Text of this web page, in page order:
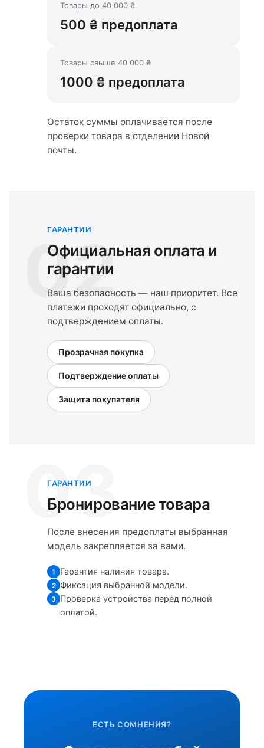
Товары до 40 000 ₴
500 ₴ предоплата
Товары свыше 40 000 ₴
1000 ₴ предоплата
Остаток суммы оплачивается после
проверки товара в отделении Новой
почты.
02
ГАРАНТИИ
Официальная оплата и
гарантии
Ваша безопасность — наш приоритет. Все
платежи проходят официально, с
подтверждением оплаты.
Прозрачная покупка
Подтверждение оплаты
Защита покупателя
03
ГАРАНТИИ
Бронирование товара
После внесения предоплаты выбранная
модель закрепляется за вами.
1 Гарантия наличия товара.
2 Фиксация выбранной модели.
3 Проверка устройства перед полной
оплатой.
ЕСТЬ СОМНЕНИЯ?